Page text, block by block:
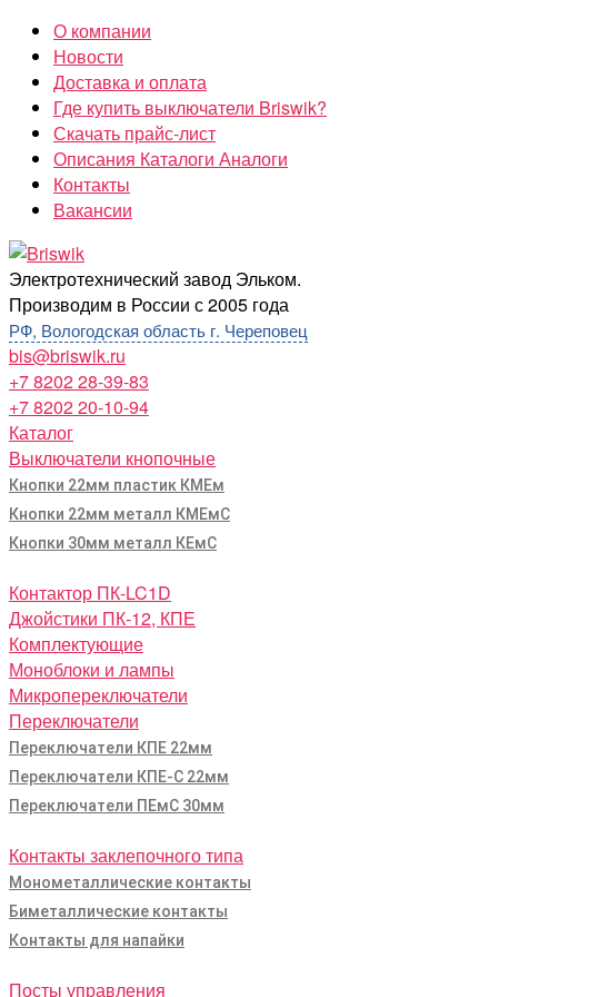
Перейти
содержимому
О компании
Новости
Доставка и оплата
Где купить выключатели Briswik?
Скачать прайс-лист
Описания Каталоги Аналоги
Контакты
Вакансии
Briswik
Электротехнический завод Эльком.
Производим в России с 2005 года
РФ, Вологодская область г. Череповец
bis@briswik.ru
+7 8202 28-39-83
+7 8202 20-10-94
Каталог
Выключатели кнопочные
Кнопки 22мм пластик КМЕм
Кнопки 22мм металл КМЕмС
Кнопки 30мм металл КЕмС
Контактор ПК-LC1D
Джойстики ПК-12, КПЕ
Комплектующие
Моноблоки и лампы
Микропереключатели
Переключатели
Переключатели КПЕ 22мм
Переключатели КПЕ-С 22мм
Переключатели ПЕмС 30мм
Контакты заклепочного типа
Монометаллические контакты
Биметаллические контакты
Контакты для напайки
Посты управления